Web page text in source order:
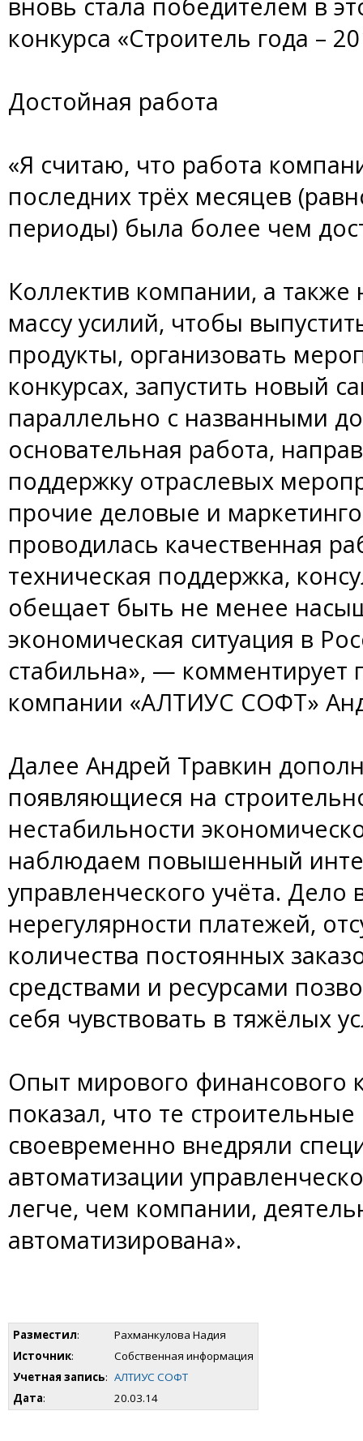
конкурса «Строитель года –
Достойная работа
«Я считаю, что работа
последних трёх месяцев
периоды) была более чем
Коллектив компании, а
массу усилий, чтобы
продукты, организовать
конкурсах, запустить новый
параллельно с названными
основательная работа,
поддержку отраслевых
прочие деловые и
проводилась качественная
техническая поддержка,
обещает быть не менее
экономическая ситуация в
стабильна», — комментирует
компании «АЛТИУС СОФТ»
Далее Андрей Травкин
появляющиеся на
нестабильности
наблюдаем повышенный
управленческого учёта. Дело
нерегулярности платежей,
количества постоянных
средствами и ресурсами
себя чувствовать в тяжёлых
Опыт мирового финансового
показал, что те
своевременно внедряли
автоматизации
легче, чем компании,
автоматизирована».
Разместил:
Рахманкулова Надия
Источник:
Собственная информация
Учетная запись: АЛТИУС СОФТ
Дата: 20.03.14